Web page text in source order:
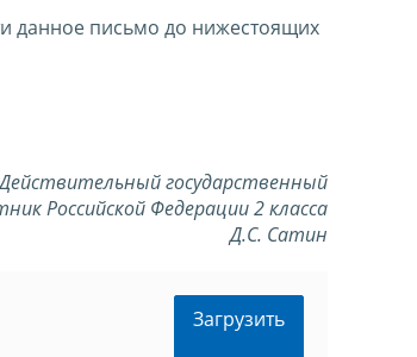
данное письмо до нижестоящих
Действительный государственный
Российской Федерации 2 класса
Д.С. Сатин
Загрузить